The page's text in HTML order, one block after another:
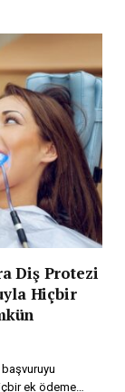
Diş Protezi
Hiçbir
ek ödeme…